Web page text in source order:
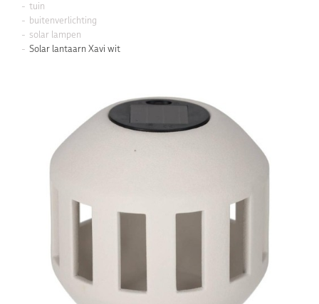
tuin
buitenverlichting
solar lampen
Solar lantaarn Xavi wit